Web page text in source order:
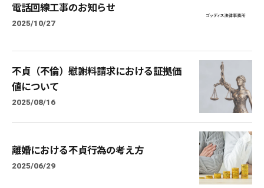
電話回線工事のお知らせ
2025/10/27
不貞（不倫）慰謝料請求における証拠価
値について
2025/08/16
離婚における不貞行為の考え方
2025/06/29